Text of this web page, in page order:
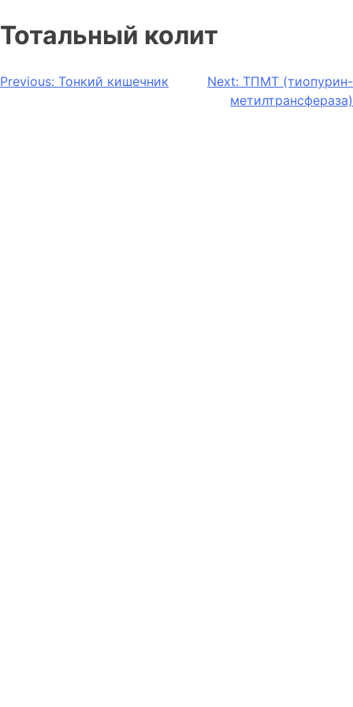
Тотальный колит
Previous: Тонкий кишечник Next: ТПМТ (тиопурин-
метилтрансфераза)